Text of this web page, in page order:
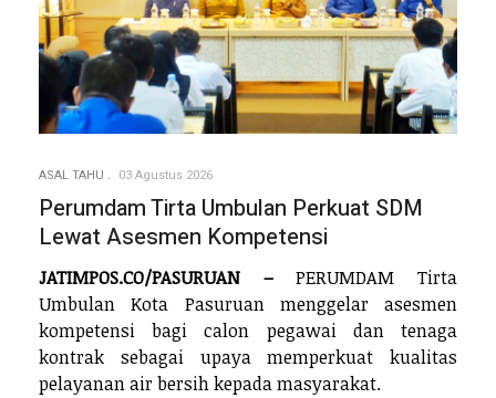
ASAL TAHU 03 Agustus 2026
Perumdam Tirta Umbulan Perkuat SDM
Lewat Asesmen Kompetensi
JATIMPOS.CO/PASURUAN –PERUMDAM Tirta
Umbulan Kota Pasuruan menggelar asesmen
kompetensi bagi calon pegawai dan tenaga
kontrak sebagai upaya memperkuat kualitas
pelayanan air bersih kepada masyarakat.